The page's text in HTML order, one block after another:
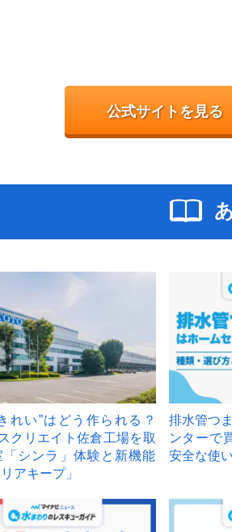
公式サイトを見る
れい”はどう作られる？
クリエイト佐倉工場を取
「シンラ」体験と新機能
アキープ」
排水管つ
ンターで
安全な使